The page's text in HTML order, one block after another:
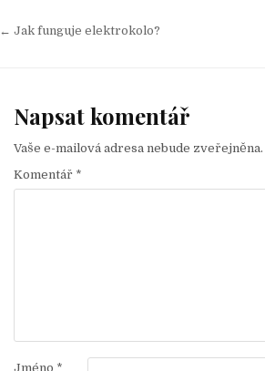
g
← Jak funguje elektrokolo?
Napsat komentář
Vaše e-mailová adresa nebude zveřejněna.
Komentář *
Jméno *